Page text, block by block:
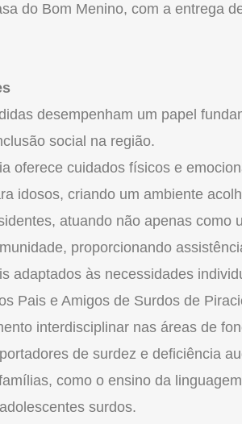
do Bom Menino, com a entrega
desempenham um papel
social na região.
oferece cuidados físicos e
idosos, criando um ambiente
atuando não apenas como
proporcionando
adaptados às necessidades
Pais e Amigos de Surdos de
interdisciplinar nas áreas de
de surdez e deficiência
como o ensino da
surdos.